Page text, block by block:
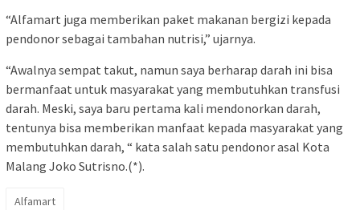
“Alfamart juga memberikan paket makanan bergizi kepada
pendonor sebagai tambahan nutrisi,” ujarnya.
“Awalnya sempat takut, namun saya berharap darah ini bisa
bermanfaat untuk masyarakat yang membutuhkan transfusi
darah. Meski, saya baru pertama kali mendonorkan darah,
tentunya bisa memberikan manfaat kepada masyarakat yang
membutuhkan darah, “ kata salah satu pendonor asal Kota
Malang Joko Sutrisno.(*).
Alfamart